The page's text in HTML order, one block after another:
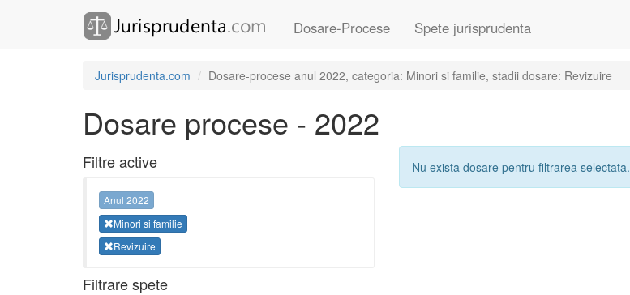
Dosare-Procese Spete jurisprudenta
Jurisprudenta.com Dosare-procese anul 2022, categoria: Minori si familie, stadii dosare: Revizuire
Dosare procese - 2022
Filtre active
Anul 2022
Minori si familie
Revizuire
Filtrare spete
Nu exista dosare pentru filtrarea selectata.